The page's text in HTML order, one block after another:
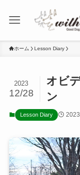
ホーム Lesson Diary
オビ
ン
2023
12/28
Lesson Diary